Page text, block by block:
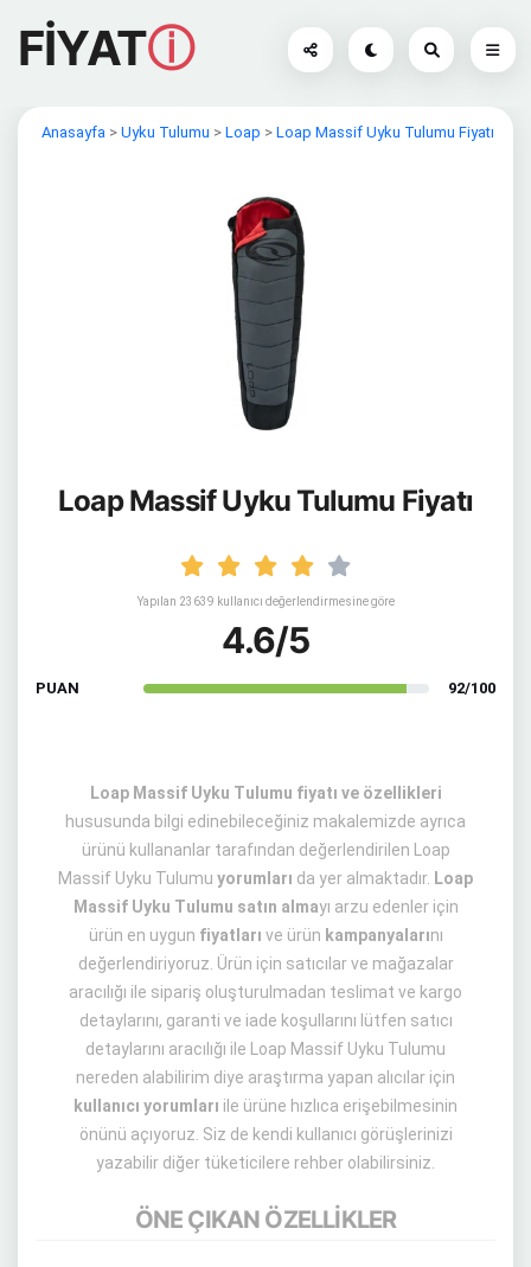
FİYATⓘ
Anasayfa > Uyku Tulumu > Loap > Loap Massif Uyku Tulumu Fiyatı
Loap Massif Uyku Tulumu Fiyatı
Yapılan 23639 kullanıcı değerlendirmesine göre
4.6/5
PUAN 92/100
Loap Massif Uyku Tulumu fiyatı ve özellikleri
hususunda bilgi edinebileceğiniz makalemizde ayrıca
ürünü kullananlar tarafından değerlendirilen Loap
Massif Uyku Tulumu yorumları da yer almaktadır. Loap
Massif Uyku Tulumu satın almayı arzu edenler için
ürün en uygun fiyatları ve ürün kampanyalarını
değerlendiriyoruz. Ürün için satıcılar ve mağazalar
aracılığı ile sipariş oluşturulmadan teslimat ve kargo
detaylarını, garanti ve iade koşullarını lütfen satıcı
detaylarını aracılığı ile Loap Massif Uyku Tulumu
nereden alabilirim diye araştırma yapan alıcılar için
kullanıcı yorumları ile ürüne hızlıca erişebilmesinin
önünü açıyoruz. Siz de kendi kullanıcı görüşlerinizi
yazabilir diğer tüketicilere rehber olabilirsiniz.
ÖNE ÇIKAN ÖZELLİKLER